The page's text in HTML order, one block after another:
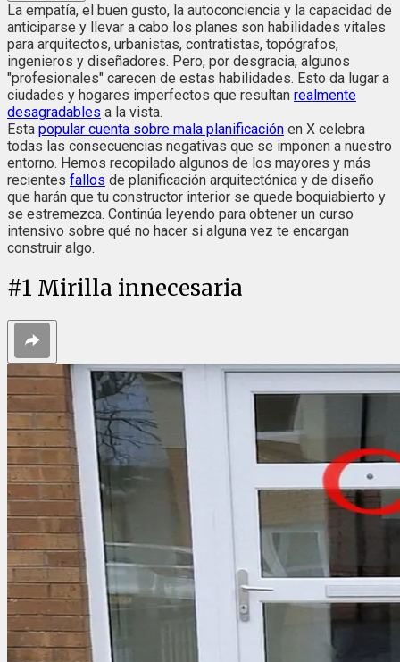
La empatía, el buen gusto, la autoconciencia y la capacidad de
anticiparse y llevar a cabo los planes son habilidades vitales
para arquitectos, urbanistas, contratistas, topógrafos,
ingenieros y diseñadores. Pero, por desgracia, algunos
"profesionales" carecen de estas habilidades. Esto da lugar a
ciudades y hogares imperfectos que resultan realmente
desagradables a la vista.
Esta popular cuenta sobre mala planificación en X celebra
todas las consecuencias negativas que se imponen a nuestro
entorno. Hemos recopilado algunos de los mayores y más
recientes fallos de planificación arquitectónica y de diseño
que harán que tu constructor interior se quede boquiabierto y
se estremezca. Continúa leyendo para obtener un curso
intensivo sobre qué no hacer si alguna vez te encargan
construir algo.
#1 Mirilla innecesaria